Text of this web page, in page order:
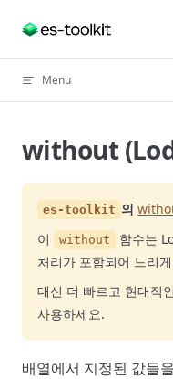
Skip to content
Menu
without
es-toolkit 의
이
without
함수는
처리가 포함되어 느리
대신 더 빠르고 현대적인
사용하세요.
배열에서 지정된 값들